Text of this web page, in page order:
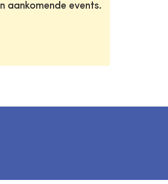
aankomende events.